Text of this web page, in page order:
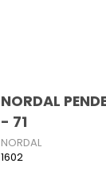
NORDAL
- 71
NORDAL
1602